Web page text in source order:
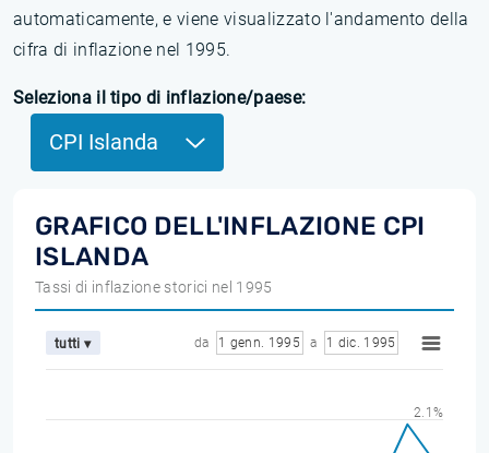
automaticamente, e viene visualizzato l'andamento della
cifra di inflazione nel 1995.
Seleziona il tipo di inflazione/paese:
CPI Islanda
GRAFICO DELL'INFLAZIONE CPI
ISLANDA
Tassi di inflazione storici nel 1995
tutti ▾ da 1 genn. 1995 a 1 dic. 1995
2.1%